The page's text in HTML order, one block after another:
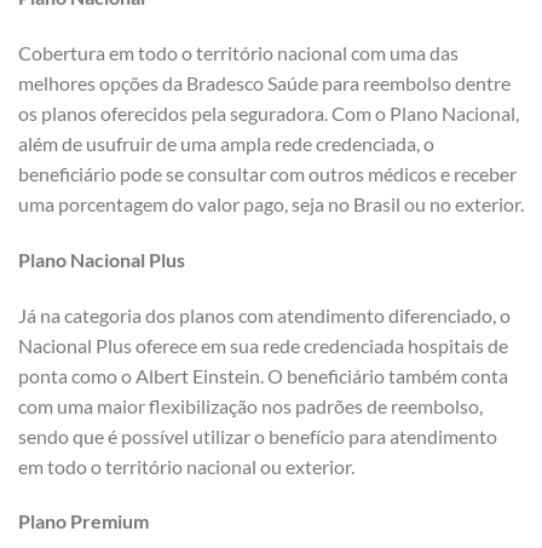
Cobertura em todo o território nacional com uma das
melhores opções da Bradesco Saúde para reembolso dentre
os planos oferecidos pela seguradora. Com o Plano Nacional,
além de usufruir de uma ampla rede credenciada, o
beneficiário pode se consultar com outros médicos e receber
uma porcentagem do valor pago, seja no Brasil ou no exterior.
Plano Nacional Plus
Já na categoria dos planos com atendimento diferenciado, o
Nacional Plus oferece em sua rede credenciada hospitais de
ponta como o Albert Einstein. O beneficiário também conta
com uma maior flexibilização nos padrões de reembolso,
sendo que é possível utilizar o benefício para atendimento
em todo o território nacional ou exterior.
Plano Premium